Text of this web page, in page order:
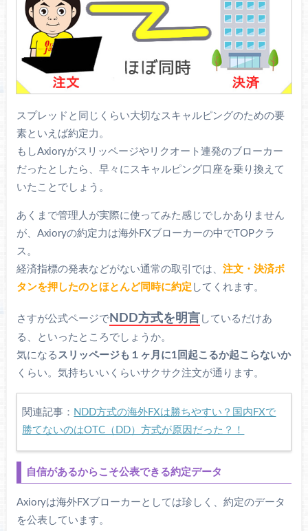
【MT4の板情報】
スプレッドと同じくらい大切なスキャルピングのための要
素といえば約定力。
もしAxioryがスリッページやリクオート連発のブローカー
だったとしたら、早々にスキャルピング口座を乗り換えて
いたことでしょう。
あくまで管理人が実際に使ってみた感じでしかありません
が、Axioryの約定力は海外FXブローカーの中でTOPクラ
ス。
経済指標の発表などがない通常の取引では、 注文・決済ボ
タンを押したのとほとんど同時に約定 してくれます。
さすが公式ページでNDD方式を明言 しているだけあ
る、といったところでしょうか。
気になる スリッページも１ヶ月に1回起こるか起こらないか
くらい。気持ちいいくらいサクサク注文が通ります。
関連記事： NDD方式の海外FXは勝ちやすい？国内FXで
勝てないのはOTC（DD）方式が原因だった？！
自信があるからこそ公表できる約定データ
Axioryは海外FXブローカーとしては珍しく、約定のデータ
を公表しています。